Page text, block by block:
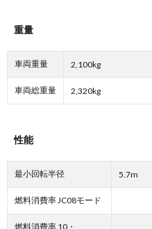
重量
車両重量 2,100kg
車両総重量 2,320kg
性能
最小回転半径 5.7m
燃料消費率 JC08モード
燃料消費率 10・